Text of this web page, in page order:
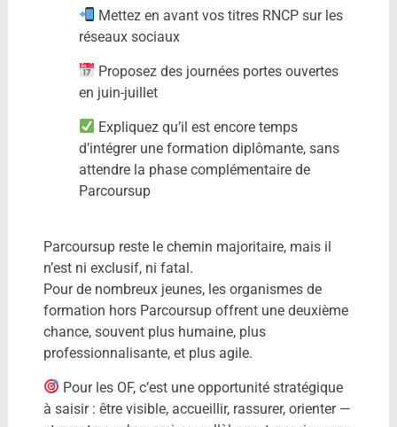
Mettez en avant vos titres RNCP sur les
réseaux sociaux
Proposez des journées portes ouvertes
en juin-juillet
Expliquez qu’il est encore temps
d’intégrer une formation diplômante, sans
attendre la phase complémentaire de
Parcoursup
Parcoursup reste le chemin majoritaire, mais il
n’est ni exclusif, ni fatal.
Pour de nombreux jeunes, les organismes de
formation hors Parcoursup offrent une deuxième
chance, souvent plus humaine, plus
professionnalisante, et plus agile.
Pour les OF, c’est une opportunité stratégique
à saisir : être visible, accueillir, rassurer, orienter —